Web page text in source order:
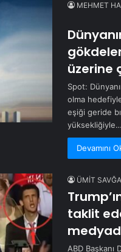
MEHMET
üzerine
Spot:
olma
eşiği geride
yüksekliğiyle…
Devamını
ÜMİT SAVĞA
taklit
ABD Başkanı